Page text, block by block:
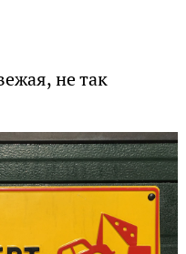
не так